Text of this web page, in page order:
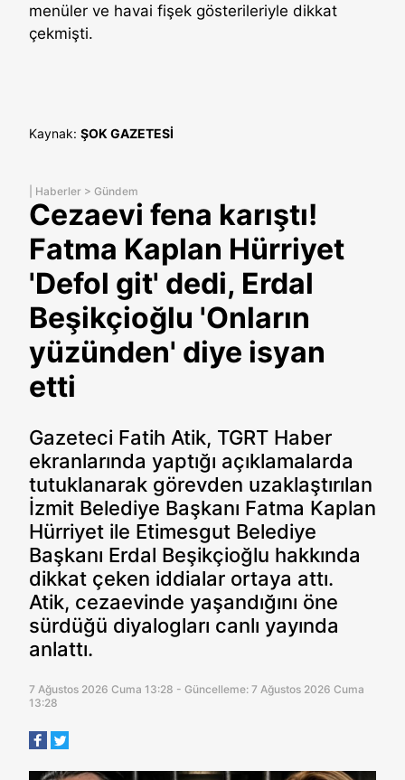
menüler ve havai fişek gösterileriyle dikkat
çekmişti.
Kaynak: ŞOK GAZETESİ
Haberler > Gündem
Cezaevi fena karıştı!
Fatma Kaplan Hürriyet
'Defol git' dedi, Erdal
Beşikçioğlu 'Onların
yüzünden' diye isyan
etti
Gazeteci Fatih Atik, TGRT Haber
ekranlarında yaptığı açıklamalarda
tutuklanarak görevden uzaklaştırılan
İzmit Belediye Başkanı Fatma Kaplan
Hürriyet ile Etimesgut Belediye
Başkanı Erdal Beşikçioğlu hakkında
dikkat çeken iddialar ortaya attı.
Atik, cezaevinde yaşandığını öne
sürdüğü diyalogları canlı yayında
anlattı.
7 Ağustos 2026 Cuma 13:28 - Güncelleme: 7 Ağustos 2026 Cuma
13:28